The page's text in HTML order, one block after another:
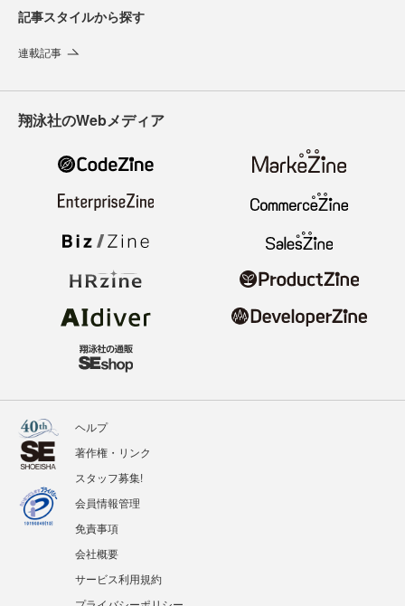
記事スタイルから探す
連載記事
翔泳社のWebメディア
ヘルプ
著作権・リンク
スタッフ募集!
会員情報管理
免責事項
会社概要
サービス利用規約